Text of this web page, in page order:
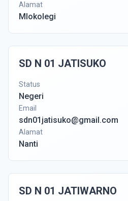
Alamat
Mlokolegi
SD N 01 JATISUKO
Status
Negeri
Email
sdn01jatisuko@gmail.com
Alamat
Nanti
SD N 01 JATIWARNO